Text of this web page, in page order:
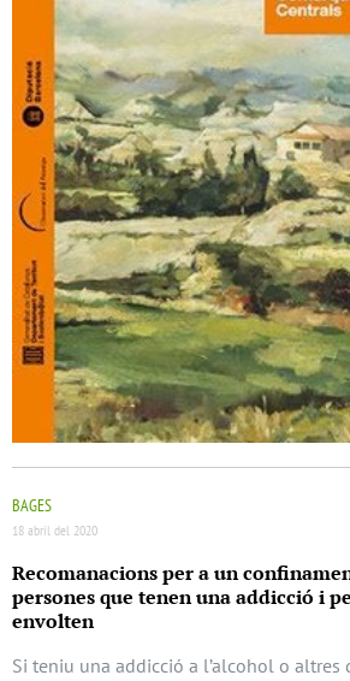
BAGES
18 abril del 2020
Recomanacions per a un
persones que tenen una addicció i
envolten
Si teniu una addicció a l’alcohol o altres